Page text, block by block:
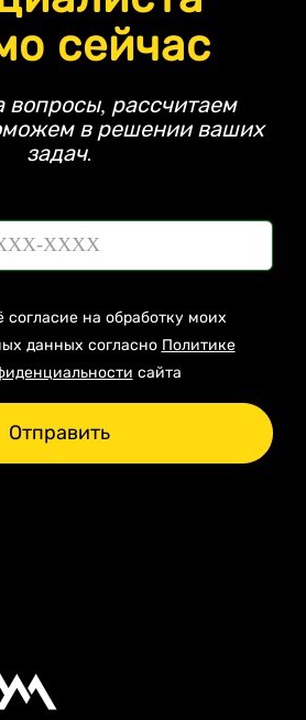
сейчас
вопросы, рассчитаем
в решении ваших
задач.
согласие на обработку моих
данных согласно Политике
сайта
Отправить